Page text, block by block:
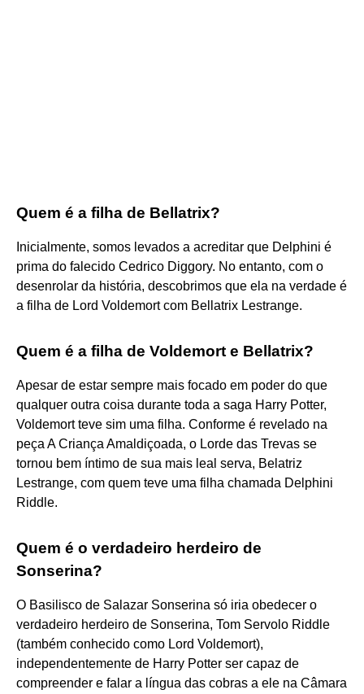
Quem é a filha de Bellatrix?
Inicialmente, somos levados a acreditar que Delphini é
prima do falecido Cedrico Diggory. No entanto, com o
desenrolar da história, descobrimos que ela na verdade é
a filha de Lord Voldemort com Bellatrix Lestrange.
Quem é a filha de Voldemort e Bellatrix?
Apesar de estar sempre mais focado em poder do que
qualquer outra coisa durante toda a saga Harry Potter,
Voldemort teve sim uma filha. Conforme é revelado na
peça A Criança Amaldiçoada, o Lorde das Trevas se
tornou bem íntimo de sua mais leal serva, Belatriz
Lestrange, com quem teve uma filha chamada Delphini
Riddle.
Quem é o verdadeiro herdeiro de
Sonserina?
O Basilisco de Salazar Sonserina só iria obedecer o
verdadeiro herdeiro de Sonserina, Tom Servolo Riddle
(também conhecido como Lord Voldemort),
independentemente de Harry Potter ser capaz de
compreender e falar a língua das cobras a ele na Câmara